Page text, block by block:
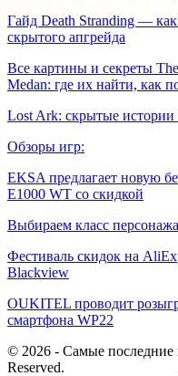
Гайд Death Stranding —
скрытого апгрейда
Все картины и секреты
Medan: где их найти, как
Lost Ark: скрытые
Обзоры игр:
EKSA предлагает новую
E1000 WT со скидкой
Выбираем класс
Фестиваль скидок на
Blackview
OUKITEL проводит
смартфона WP22
© 2026 - Самые последние
Reserved.